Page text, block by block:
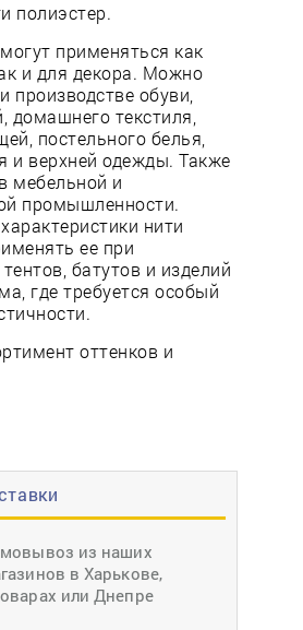
из наших
в Харькове,
или Днепре
полиэстер.
применяться как
и для декора. Можно
производстве обуви,
домашнего текстиля,
постельного белья,
и верхней одежды. Также
мебельной и
промышленности.
нити
ее при
батутов и изделий
где требуется особый
оттенков и